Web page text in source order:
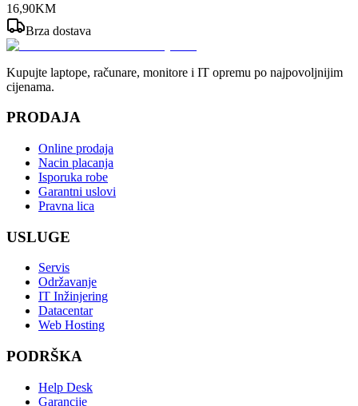
16,90KM
Brza dostava
Kupujte laptope, računare, monitore i IT opremu po najpovoljnijim
cijenama.
PRODAJA
Online prodaja
Nacin placanja
Isporuka robe
Garantni uslovi
Pravna lica
USLUGE
Servis
Održavanje
IT Inžinjering
Datacentar
Web Hosting
PODRŠKA
Help Desk
Garancije